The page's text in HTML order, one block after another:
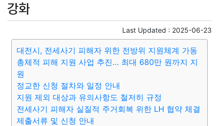
미용 증권 인테리어
요리 상품리뷰 원예 금융 게임 스포츠 사진
대출 자동차 취미 여행 맛집
종교 사회 정치 건강 의료 의학 경제 마케팅
강화
Last Updated : 2025-06-23
대전시, 전세사기 피해자 위한 전방위 지원체계 가동
총체적 피해 지원 사업 추진… 최대 680만 원까지 지
원
정교한 신청 절차와 일정 안내
지원 제외 대상과 유의사항도 철저히 규정
전세사기 피해자 실질적 주거회복 위한 LH 협약 체결
제출서류 및 신청 안내